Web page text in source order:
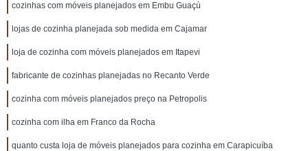
cozinhas com móveis planejados em Embu Guaçú
lojas de cozinha planejada sob medida em Cajamar
loja de cozinha com móveis planejados em Itapevi
fabricante de cozinhas planejadas no Recanto Verde
cozinha com móveis planejados preço na Petropolis
cozinha com ilha em Franco da Rocha
quanto custa loja de móveis planejados para cozinha em Carapicuíba